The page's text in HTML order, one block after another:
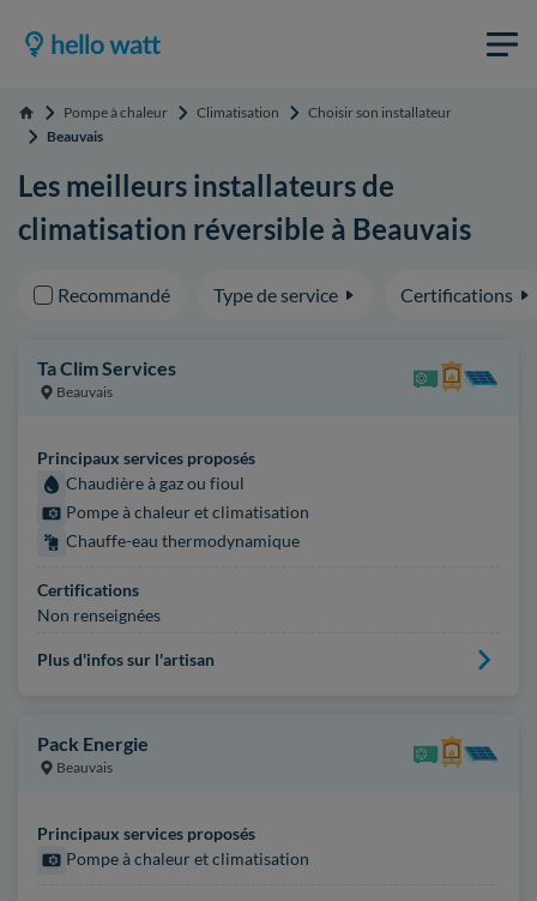
Accueil Pompe à chaleur Climatisation
Choisir son installateur
Beauvais
Les meilleurs installateurs de
climatisation réversible à Beauvais
Recommandé Type de service Certifications
Ta Clim Services
Beauvais
Principaux services proposés
Chaudière à gaz ou fioul
Pompe à chaleur et climatisation
Chauffe-eau thermodynamique
Certifications
Non renseignées
Plus d'infos sur l'artisan
Pack Energie
Beauvais
Principaux services proposés
Pompe à chaleur et climatisation